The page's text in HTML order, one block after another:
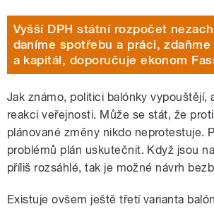
Vyšší DPH státní rozpočet
daníme spotřebu a práci,
a kapitál, doporučuje ekonom
Jak známo, politici balónky vypouštějí,
reakci veřejnosti. Může se stát, že
plánované změny nikdo neprotestuje.
problémů plán uskutečnit. Když jsou
příliš rozsáhlé, tak je možné návrh
Existuje ovšem ještě třetí varianta